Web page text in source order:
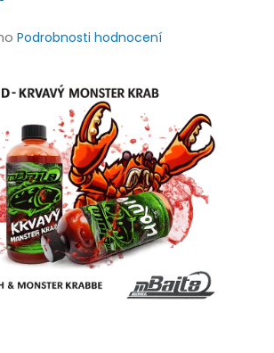
Podrobnosti hodnocení